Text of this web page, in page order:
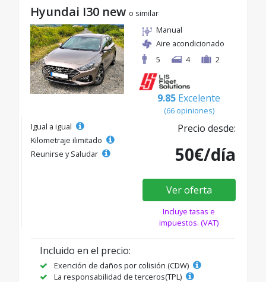
Hyundai I30 new o similar
Manual
Aire acondicionado
5
4 2
9.85 Excelente
(66 opiniones)
Igual a igual
Kilometraje ilimitado
Reunirse y Saludar
Precio desde:
50€/día
Ver oferta
Incluye tasas e
impuestos. (VAT)
Incluido en el precio:
Exención de daños por colisión (CDW)
La responsabilidad de terceros(TPL)